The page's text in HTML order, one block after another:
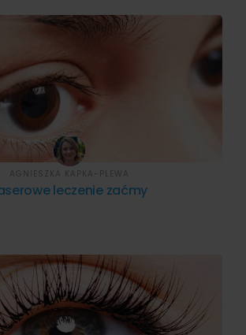
leczenie zaćmy
AGNIESZKA KAPKA-PLEWA